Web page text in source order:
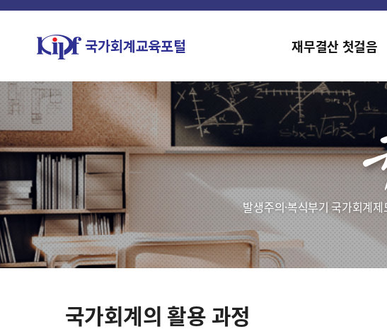
홈페이
재무결산 첫걸음
발생주의·복식부기 국가회계
국가회계의 활용 과정